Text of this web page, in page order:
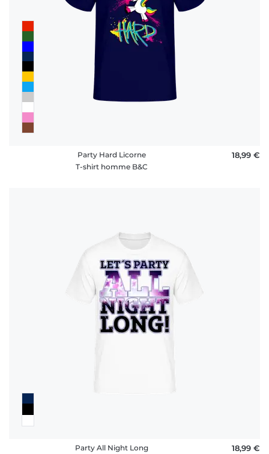
Party Hard Licorne
T-shirt homme B&C
18,99 €
Party All Night Long
18,99 €